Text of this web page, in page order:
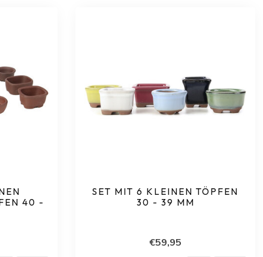
40 -
SET MIT 6 KLEINEN TÖPFEN
30 - 39 MM
€59,95